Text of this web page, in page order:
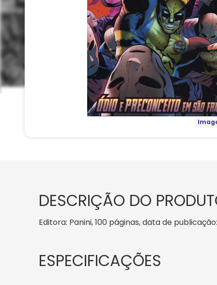
DESCRIÇÃO DO
Editora: Panini, 100 páginas, data de